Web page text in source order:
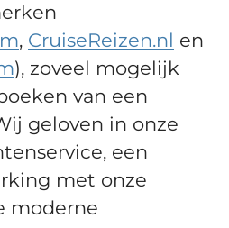
, CruiseReizen.nl en
), zoveel mogelijk
van een
geloven in onze
een
met onze
moderne